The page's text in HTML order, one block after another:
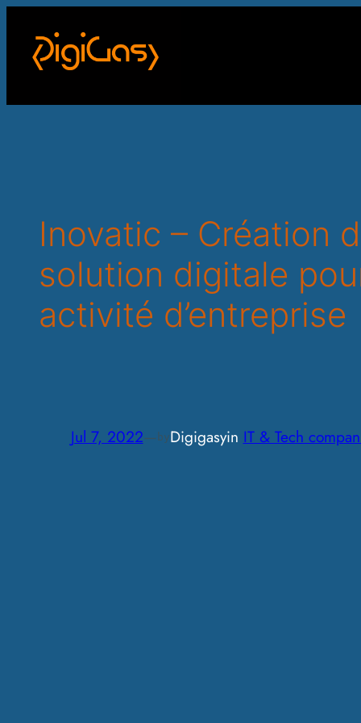
Inovatic – Création
solution digitale
activité d’entreprise
Jul 7, 2022— byDigigasyin IT & Tech